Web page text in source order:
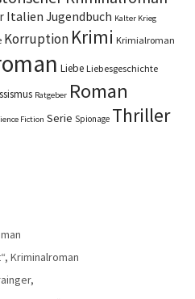
Italien Jugendbuch Kalter Krieg
Korruption Krimi Krimialroman
Liebe Liebesgeschichte
Ratgeber Roman
Fiction Serie Spionage Thriller
Kriminalroman